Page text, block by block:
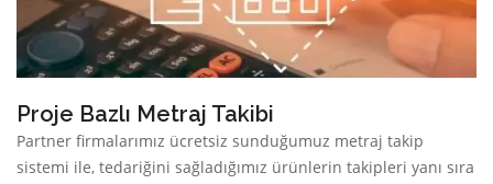
Proje Bazlı Metraj Takibi
Partner firmalarımız ücretsiz sunduğumuz metraj takip
sistemi ile, tedariğini sağladığımız ürünlerin takipleri yanı sıra